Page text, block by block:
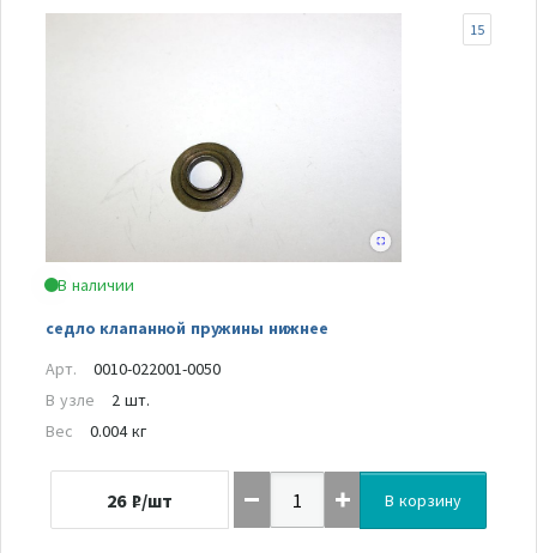
В наличии
седло клапанной пружины нижнее
15
Арт.
0010-022001-0050
В узле
2 шт.
Вес
0.004 кг
26 ₽/шт В корзину